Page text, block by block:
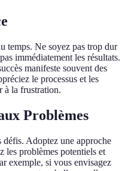
temps. Ne soyez pas trop dur
immédiatement les résultats.
manifeste souvent des
le processus et les
à la frustration.
Problèmes
défis. Adoptez une approche
les problèmes potentiels et
exemple, si vous envisagez